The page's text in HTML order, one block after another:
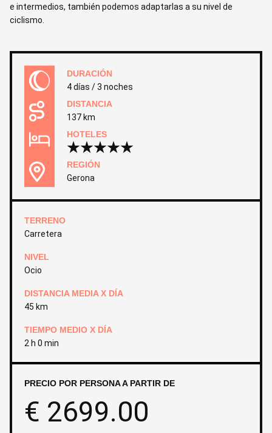
e intermedios, también podemos adaptarlas a su nivel de
ciclismo.
DURACIÓN
4 días / 3 noches
DISTANCIA
137 km
HOTELES
REGIÓN
Gerona
TERRENO
Carretera
NIVEL
Ocio
DISTANCIA MEDIA X DÍA
45 km
TIEMPO MEDIO X DÍA
2 h 0 min
PRECIO POR PERSONA A PARTIR DE
€ 2699.00